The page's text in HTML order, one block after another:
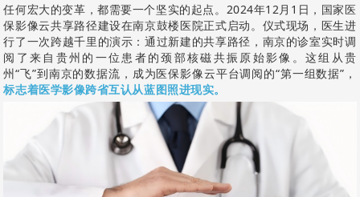
任何宏大的变革，都需要一个坚实的起点。2024年12月1日，国家医
保影像云共享路径建设在南京鼓楼医院正式启动。仪式现场，医生进
行了一次跨越千里的演示：通过新建的共享路径，南京的诊室实时调
阅了来自贵州的一位患者的颈部核磁共振原始影像。这组从贵
州“飞”到南京的数据流，成为医保影像云平台调阅的“第一组数据”，
标志着医学影像跨省互认从蓝图照进现实。